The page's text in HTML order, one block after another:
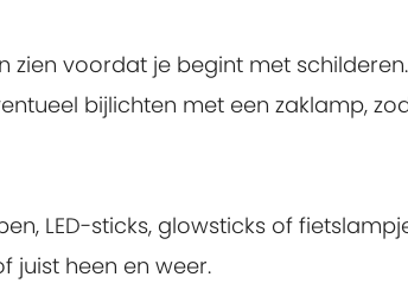
voordat je begint met
bijlichten met een zaklamp,
LED-sticks, glowsticks of
juist heen en weer.